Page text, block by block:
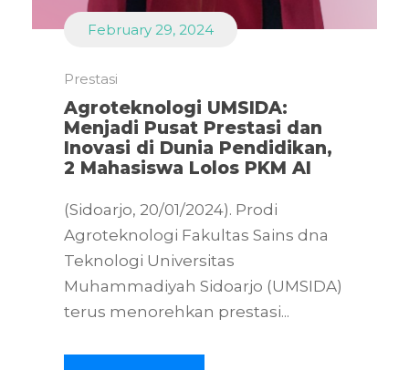
February 29, 2024
Prestasi
Agroteknologi UMSIDA:
Menjadi Pusat Prestasi dan
Inovasi di Dunia Pendidikan,
2 Mahasiswa Lolos PKM AI
(Sidoarjo, 20/01/2024). Prodi
Agroteknologi Fakultas Sains dna
Teknologi Universitas
Muhammadiyah Sidoarjo (UMSIDA)
terus menorehkan prestasi...